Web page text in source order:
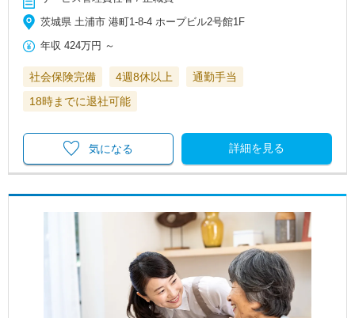
茨城県 土浦市 港町1-8-4 ホープビル2号館1F
年収 424万円 ～
社会保険完備 4週8休以上
通勤手当
18時までに退社可能
詳細を見る
気になる